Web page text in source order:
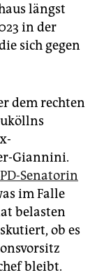
längst
in der
sich gegen
dem rechten
Giannini.
Senatorin
im Falle
belasten
ob es
bleibt.